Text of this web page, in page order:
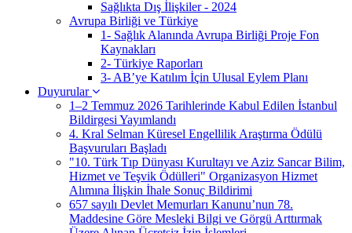
Sağlıkta Dış İlişkiler - 2024
Avrupa Birliği ve Türkiye
1- Sağlık Alanında Avrupa Birliği Proje Fon
Kaynakları
2- Türkiye Raporları
3- AB’ye Katılım İçin Ulusal Eylem Planı
Duyurular
1–2 Temmuz 2026 Tarihlerinde Kabul Edilen İstanbul
Bildirgesi Yayımlandı
4. Kral Selman Küresel Engellilik Araştırma Ödülü
Başvuruları Başladı
"10. Türk Tıp Dünyası Kurultayı ve Aziz Sancar Bilim,
Hizmet ve Teşvik Ödülleri" Organizasyon Hizmet
Alımına İlişkin İhale Sonuç Bildirimi
657 sayılı Devlet Memurları Kanunu’nun 78.
Maddesine Göre Mesleki Bilgi ve Görgü Arttırmak